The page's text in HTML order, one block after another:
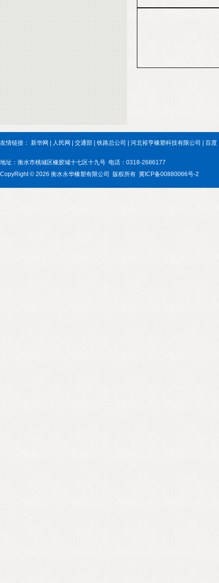
友情链接： 新华网 人民网 交通部 铁路总公司 河北裕亨橡塑科技有限公司 百度
地址：衡水市桃城区橡胶城十七区十九号 电话：0318-2686177
CopyRight © 2026 衡水永华橡塑有限公司 版权所有 冀ICP备00880066号-2